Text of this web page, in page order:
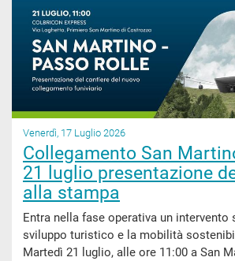
Venerdì, 17 Luglio 2026
Collegamento San
21 luglio presentazione
alla stampa
Entra nella fase operativa un intervento
sviluppo turistico e la mobilità
Martedì 21 luglio, alle ore 11:00 a San